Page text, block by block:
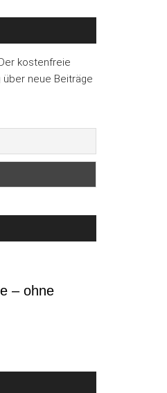
kostenfreie
neue Beiträge
– ohne